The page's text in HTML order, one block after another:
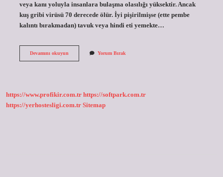
veya kanı yoluyla insanlara bulaşma olasılığı yüksektir. Ancak
kuş gribi virüsü 70 derecede ölür. İyi pişirilmişse (ette pembe
kalıntı bırakmadan) tavuk veya hindi eti yemekte…
Devamını okuyunKuş
Yorum Bırak
https://www.profikir.com.tr https://softpark.com.tr
https://yerhostesligi.com.tr Sitemap